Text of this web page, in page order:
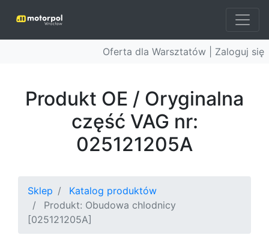
Oferta dla Warsztatów | Zaloguj się
Produkt OE / Oryginalna
część VAG nr:
025121205A
Sklep
Katalog produktów
Produkt: Obudowa chlodnicy
[025121205A]